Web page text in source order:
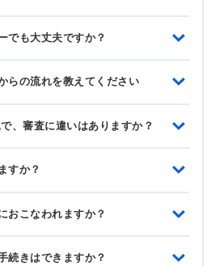
でも大丈夫ですか？
らの流れを教えてください
、審査に違いはありますか？
すか？
おこなわれますか？
続きはできますか？